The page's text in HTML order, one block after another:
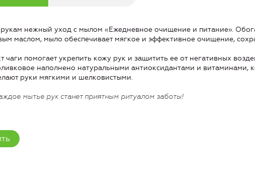
нежный уход с мылом «Ежедневное очищение и питание».
маслом, мыло обеспечивает мягкое и эффективное очищение,
чаги помогает укрепить кожу рук и защитить ее от негативных
наполнено натуральными антиоксидантами и витаминами,
руки мягкими и шелковистыми.
мытье рук станет приятным ритуалом заботы!